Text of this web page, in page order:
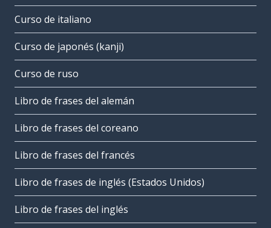
Curso de italiano
Curso de japonés (kanji)
Curso de ruso
Libro de frases del alemán
Libro de frases del coreano
Libro de frases del francés
Libro de frases de inglés (Estados Unidos)
Libro de frases del inglés